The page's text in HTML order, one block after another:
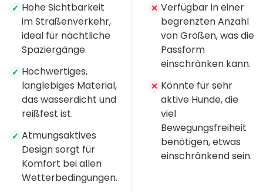
✓ Hohe Sichtbarkeit
im Straßenverkehr,
ideal für nächtliche
Spaziergänge.
✓ Hochwertiges,
langlebiges Material,
das wasserdicht und
reißfest ist.
✓ Atmungsaktives
Design sorgt für
Komfort bei allen
Wetterbedingungen.
✕ Verfügbar in einer
begrenzten Anzahl
von Größen, was die
Passform
einschränken kann.
✕ Könnte für sehr
aktive Hunde, die
viel
Bewegungsfreiheit
benötigen, etwas
einschränkend sein.